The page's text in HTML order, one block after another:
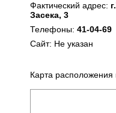
Фактический адрес:
Засека, 3
Телефоны: 41-04-69
Сайт: Не указан
Карта расположения